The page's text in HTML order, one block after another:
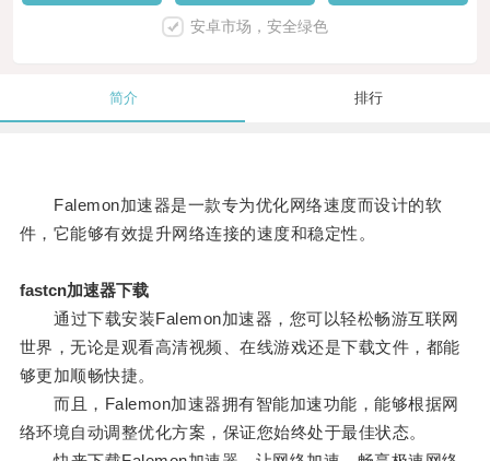
安卓市场，安全绿色
简介 排行
Falemon加速器是一款专为优化网络速度而设计的软
件，它能够有效提升网络连接的速度和稳定性。
fastcn加速器下载
通过下载安装Falemon加速器，您可以轻松畅游互联网
世界，无论是观看高清视频、在线游戏还是下载文件，都能
够更加顺畅快捷。
而且，Falemon加速器拥有智能加速功能，能够根据网
络环境自动调整优化方案，保证您始终处于最佳状态。